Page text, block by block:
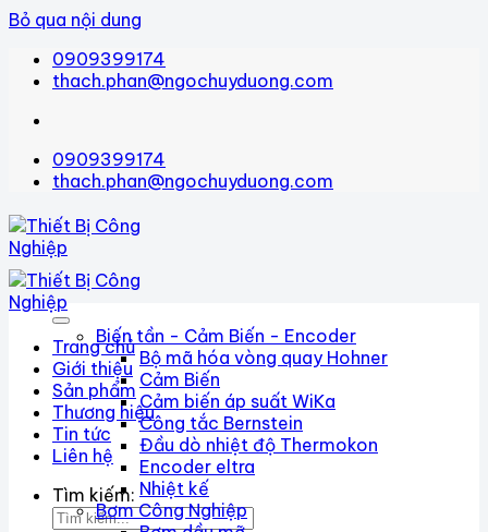
Bỏ qua nội dung
0909399174
thach.phan@ngochuyduong.com
0909399174
thach.phan@ngochuyduong.com
Trang chủ
Giới thiệu
Sản phẩm
Thương hiệu
Tin tức
Liên hệ
Tìm kiếm:
Biến tần - Cảm Biến - Encoder
Bộ mã hóa vòng quay Hohner
Cảm Biến
Cảm biến áp suất WiKa
Công tắc Bernstein
Đầu dò nhiệt độ Thermokon
Encoder eltra
Nhiệt kế
Bơm Công Nghiệp